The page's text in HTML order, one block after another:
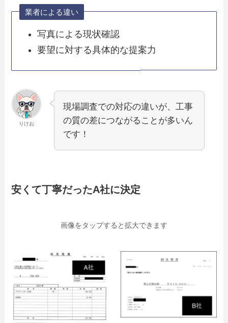
業者による違い
写真による現状確認
要望に対する具体的な提案力
りけお
現場調査での対応の違いが、工事
の質の差につながることが多いん
です！
安くて丁寧だったA社に決定
画像をタップすると拡大できます